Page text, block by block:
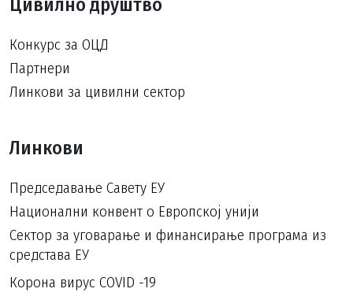
Цивилно друштво
Конкурс за ОЦД
Партнери
Линкови за цивилни сектор
Линкови
Председавање Савету ЕУ
Национални конвент о Европској унији
Сектор за уговарање и финансирање програма из
средстава ЕУ
Корона вирус COVID -19